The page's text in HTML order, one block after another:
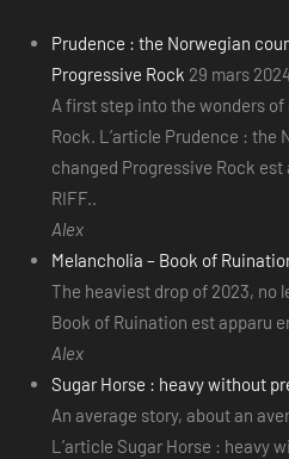
Prudence : the Norwegian
Progressive Rock 29 mars
A first step into the wonders
Rock. L’article Prudence : the
changed Progressive Rock
RIFF..
Alex
Melancholia – Book of
The heaviest drop of 2023, no
Book of Ruination est apparu
Alex
Sugar Horse : heavy without
An average story, about an
L’article Sugar Horse : heavy